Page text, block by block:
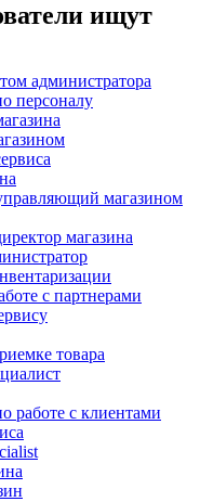
ищут
администратора
персоналу
магазином
магазина
с партнерами
товара
работе с клиентами